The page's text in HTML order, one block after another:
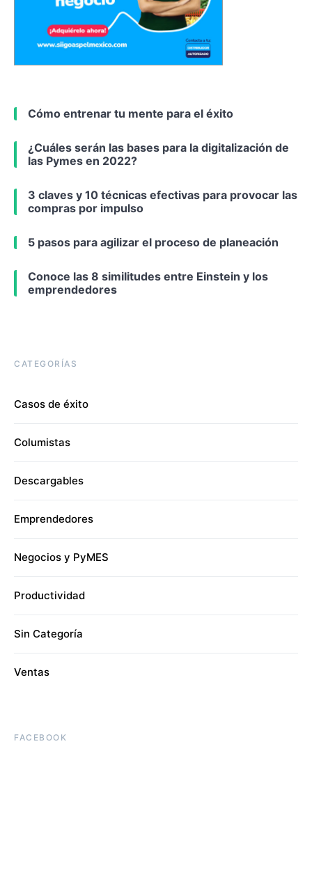
Cómo entrenar tu mente para el éxito
¿Cuáles serán las bases para la digitalización de
las Pymes en 2022?
3 claves y 10 técnicas efectivas para provocar las
compras por impulso
5 pasos para agilizar el proceso de planeación
Conoce las 8 similitudes entre Einstein y los
emprendedores
CATEGORÍAS
Casos de éxito
Columistas
Descargables
Emprendedores
Negocios y PyMES
Productividad
Sin Categoría
Ventas
FACEBOOK